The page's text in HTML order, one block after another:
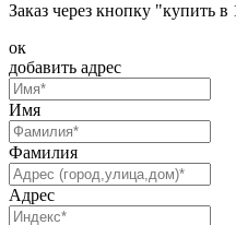
Заказ через кнопку "купить в
ок
добавить адрес
Имя
Фамилия
Адрес